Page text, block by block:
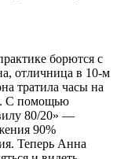
борются с
отличница в 10-м
тратила часы на
С помощью
80/20» —
90%
Теперь Анна